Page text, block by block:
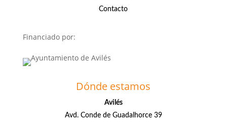
Contacto
Financiado por:
Dónde estamos
Avilés
Avd. Conde de Guadalhorce 39